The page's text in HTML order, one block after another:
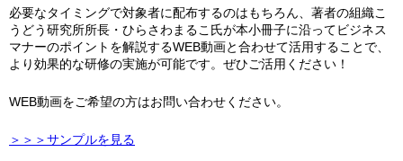
必要なタイミングで対象者に配布するのはもちろん、著者の組織こ
うどう研究所所長・ひらさわまるこ氏が本小冊子に沿ってビジネス
マナーのポイントを解説するWEB動画と合わせて活用することで、
より効果的な研修の実施が可能です。ぜひご活用ください！
WEB動画をご希望の方はお問い合わせください。
＞＞＞サンプルを見る